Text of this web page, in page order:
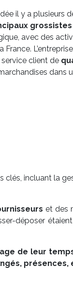
il y a plusieurs
avec des
France.
client de
dans
clés, incluant la
et des
déposer
de leur
présences,